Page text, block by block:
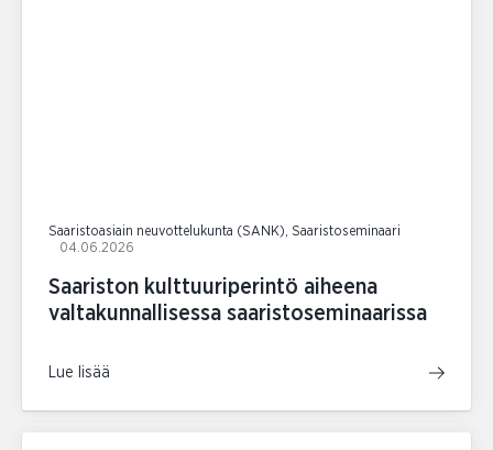
Saaristoasiain neuvottelukunta (SANK), Saaristoseminaari
04.06.2026
Saariston kulttuuriperintö aiheena
valtakunnallisessa saaristoseminaarissa
Lue lisää